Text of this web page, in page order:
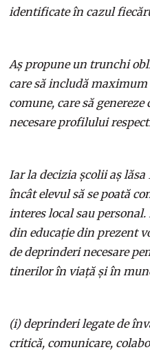
identificate în cazul
Aș propune un trunchi
care să includă
comune, care să
necesare profilului
Iar la decizia școlii aș
încât elevul să se poată
interes local sau
din educație din prezent
de deprinderi necesare
tinerilor în viață și în
(i) deprinderi legate de
critică, comunicare,